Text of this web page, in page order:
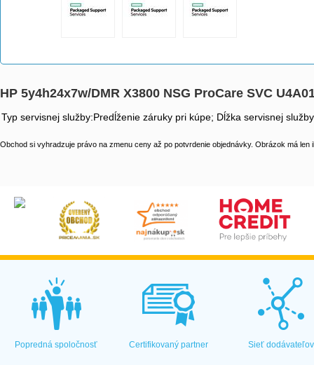
HP 5y4h24x7w/DMR X3800 NSG ProCare SVC
Typ servisnej služby:Predĺženie záruky pri kúpe; Dĺžka servisnej
Obchod si vyhradzuje právo na zmenu ceny až po potvrdenie objednávky. Obrázok má len
Popredná spoločnosť Certifikovaný partner Sieť dodávateľov